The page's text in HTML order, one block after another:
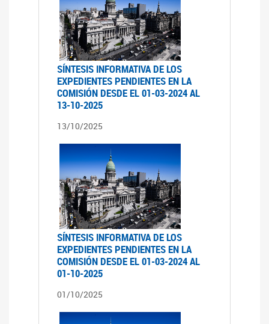
SÍNTESIS INFORMATIVA DE LOS
EXPEDIENTES PENDIENTES EN LA
COMISIÓN DESDE EL 01-03-2024 AL
13-10-2025
13/10/2025
SÍNTESIS INFORMATIVA DE LOS
EXPEDIENTES PENDIENTES EN LA
COMISIÓN DESDE EL 01-03-2024 AL
01-10-2025
01/10/2025